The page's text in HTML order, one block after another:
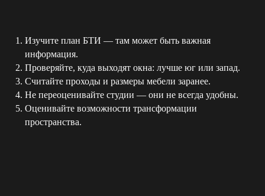
Изучите план БТИ — там может быть важная
информация.
Проверяйте, куда выходят окна: лучше юг или запад.
Считайте проходы и размеры мебели заранее.
Не переоценивайте студии — они не всегда удобны.
Оценивайте возможности трансформации
пространства.
Контакты
+7 932 021 90 90
info@krasnov.design